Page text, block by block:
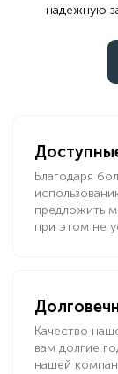
надежную
Благодаря
предложить
при этом не
Качество
вам долгие
нашей